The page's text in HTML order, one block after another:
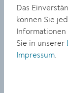
ein. In der
des
soll jeweils in
betrug (seit
mit 2,5
Das
können Sie
Informationen
Sie in unserer
Impressum.